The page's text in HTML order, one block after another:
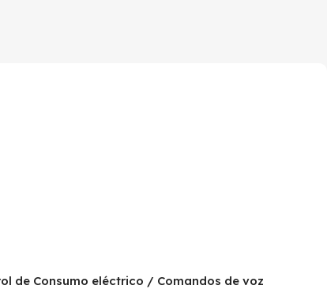
de Consumo eléctrico / Comandos de voz